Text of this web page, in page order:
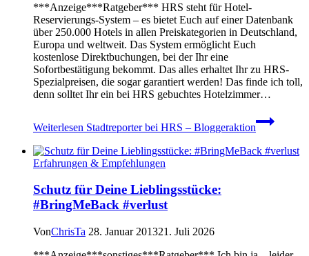
***Anzeige***Ratgeber*** HRS steht für Hotel-
Reservierungs-System – es bietet Euch auf einer Datenbank
über 250.000 Hotels in allen Preiskategorien in Deutschland,
Europa und weltweit. Das System ermöglicht Euch
kostenlose Direktbuchungen, bei der Ihr eine
Sofortbestätigung bekommt. Das alles erhaltet Ihr zu HRS-
Spezialpreisen, die sogar garantiert werden! Das finde ich toll,
denn solltet Ihr ein bei HRS gebuchtes Hotelzimmer…
Weiterlesen Stadtreporter bei HRS – Bloggeraktion
Erfahrungen & Empfehlungen
Schutz für Deine Lieblingsstücke:
#BringMeBack #verlust
VonChrisTa 28. Januar 201321. Juli 2026